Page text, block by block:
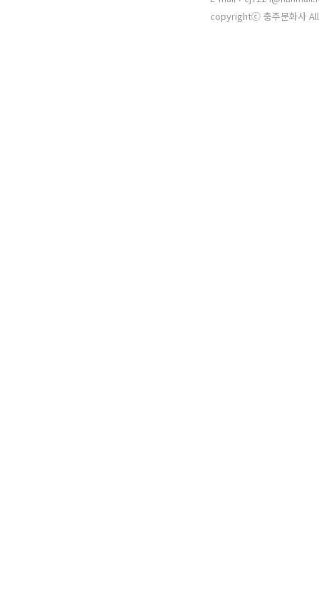
copyrightⓒ 충주문화사